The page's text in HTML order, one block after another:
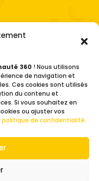
360 ! Nous utilisons
de navigation et
Ces cookies sont utilisés
du contenu et
Si vous souhaitez en
ou ajuster vos
politique de confidentialité.